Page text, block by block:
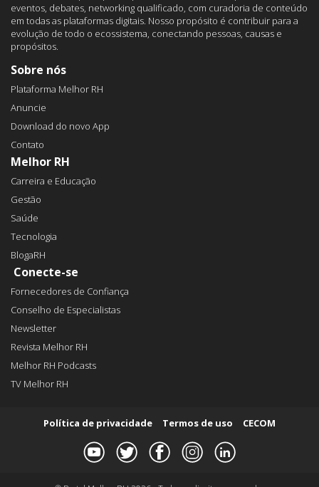
eventos, debates, networking qualificado, com curadoria de conteúdo
em todas as plataformas digitais. Nosso propósito é contribuir para a
evolução de todo o ecossistema, conectando pessoas, causas e
propósitos.
Sobre nós
Plataforma Melhor RH
Anuncie
Download do novo App
Contato
Melhor RH
Carreira e Educação
Gestão
Saúde
Tecnologia
BlogaRH
Conecte-se
Fornecedores de Confiança
Conselho de Especialistas
Newsletter
Revista Melhor RH
Melhor RH Podcasts
TV Melhor RH
Política de privacidade Termos de uso CECOM